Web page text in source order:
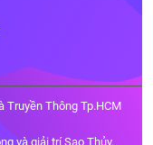
Truyền Thông Tp.HCM
và giải trí Sao Thủy.